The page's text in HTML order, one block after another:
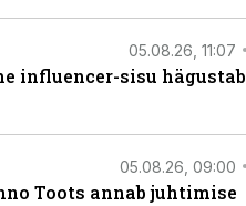
05.08.26, 11:07
influencer-sisu hägustab
05.08.26, 09:00
Toots annab juhtimise